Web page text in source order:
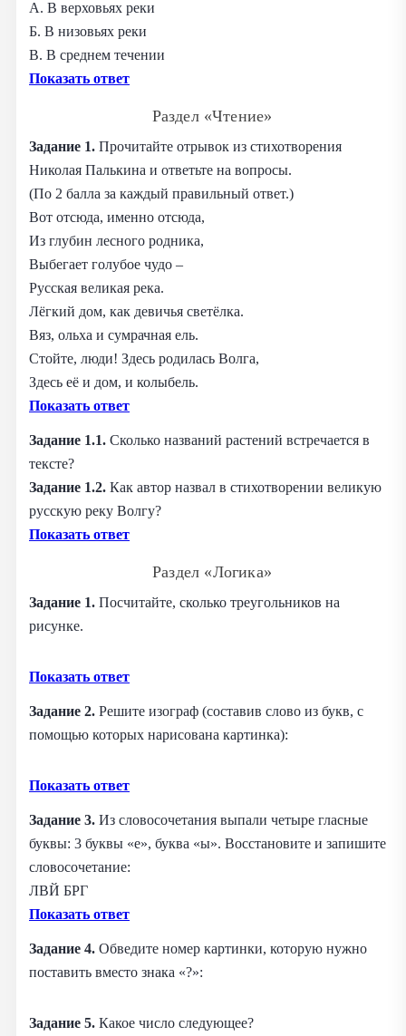
А. В верховьях реки
Б. В низовьях реки
В. В среднем течении
Показать ответ
Раздел «Чтение»
Задание 1. Прочитайте отрывок из стихотворения
Николая Палькина и ответьте на вопросы.
(По 2 балла за каждый правильный ответ.)
Вот отсюда, именно отсюда,
Из глубин лесного родника,
Выбегает голубое чудо –
Русская великая река.
Лёгкий дом, как девичья светёлка.
Вяз, ольха и сумрачная ель.
Стойте, люди! Здесь родилась Волга,
Здесь её и дом, и колыбель.
Показать ответ
Задание 1.1. Сколько названий растений встречается в
тексте?
Задание 1.2. Как автор назвал в стихотворении великую
русскую реку Волгу?
Показать ответ
Раздел «Логика»
Задание 1. Посчитайте, сколько треугольников на
рисунке.
Показать ответ
Задание 2. Решите изограф (составив слово из букв, с
помощью которых нарисована картинка):
Показать ответ
Задание 3. Из словосочетания выпали четыре гласные
буквы: 3 буквы «е», буква «ы». Восстановите и запишите
словосочетание:
ЛВЙ БРГ
Показать ответ
Задание 4. Обведите номер картинки, которую нужно
поставить вместо знака «?»:
Задание 5. Какое число следующее?